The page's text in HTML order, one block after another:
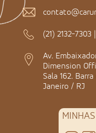
(21) 2132-7303 |
Av.
Dimension
Sala 162.
Janeiro / RJ